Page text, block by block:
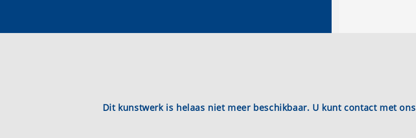
Dit kunstwerk is helaas niet meer beschikbaar. U kunt contact met